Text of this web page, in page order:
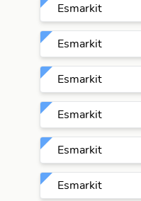
Esmarkit
Esmarkit
Esmarkit
Esmarkit
Esmarkit
Esmarkit